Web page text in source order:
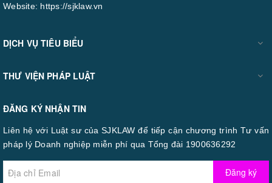
Website: https://sjklaw.vn
DỊCH VỤ TIÊU BIỂU
THƯ VIỆN PHÁP LUẬT
ĐĂNG KÝ NHẬN TIN
Liên hệ với Luật sư của SJKLAW để tiếp cận chương trình Tư vấn
pháp lý Doanh nghiệp miễn phí qua Tổng đài 1900636292
Đăng ký